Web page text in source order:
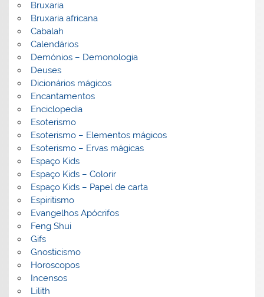
Bruxaria
Bruxaria africana
Cabalah
Calendários
Demónios – Demonologia
Deuses
Dicionários mágicos
Encantamentos
Enciclopedia
Esoterismo
Esoterismo – Elementos mágicos
Esoterismo – Ervas mágicas
Espaço Kids
Espaço Kids – Colorir
Espaço Kids – Papel de carta
Espiritismo
Evangelhos Apócrifos
Feng Shui
Gifs
Gnosticismo
Horoscopos
Incensos
Lilith